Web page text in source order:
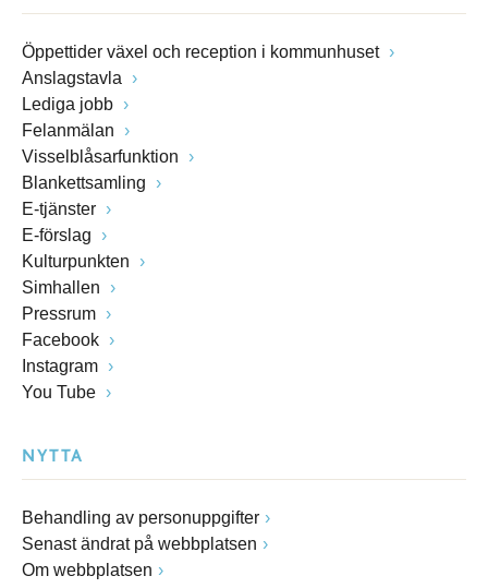
Öppettider växel och reception i kommunhuset
Anslagstavla
Lediga jobb
Felanmälan
Visselblåsarfunktion
Blankettsamling
E-tjänster
E-förslag
Kulturpunkten
Simhallen
Pressrum
Facebook
Instagram
You Tube
NYTTA
Behandling av personuppgifter
Senast ändrat på webbplatsen
Om webbplatsen